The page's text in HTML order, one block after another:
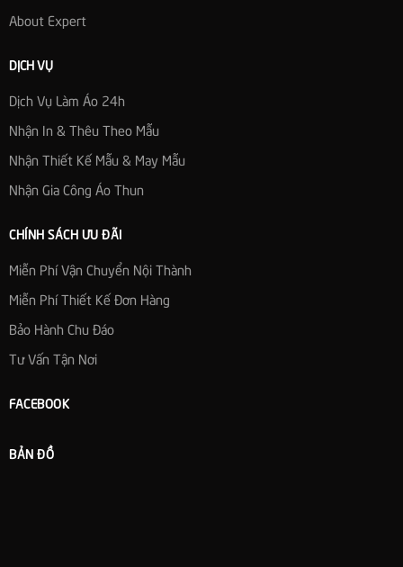
About Expert
DỊCH VỤ
Dịch Vụ Làm Áo 24h
Nhận In & Thêu Theo Mẫu
Nhận Thiết Kế Mẫu & May Mẫu
Nhận Gia Công Áo Thun
CHÍNH SÁCH ƯU ĐÃI
Miễn Phí Vận Chuyển Nội Thành
Miễn Phí Thiết Kế Đơn Hàng
Bảo Hành Chu Đáo
Tư Vấn Tận Nơi
FACEBOOK
BẢN ĐỒ